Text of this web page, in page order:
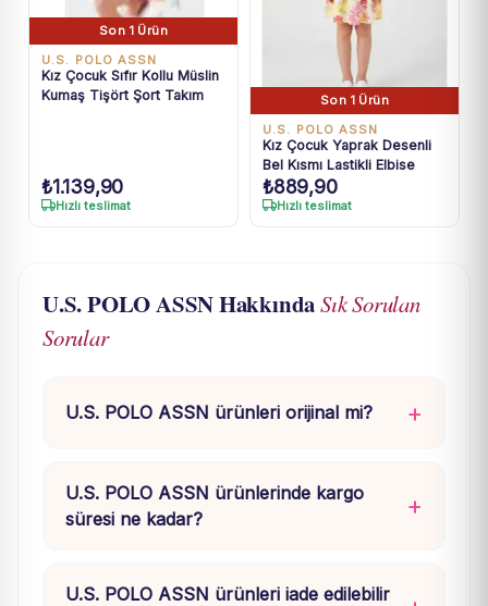
Son 1 Ürün
U.S. POLO ASSN
Kız Çocuk Sıfır Kollu Müslin
Kumaş Tişört Şort Takım
₺1.139,90
Hızlı teslimat
Son 1 Ürün
U.S. POLO ASSN
Kız Çocuk Yaprak Desenli
Bel Kısmı Lastikli Elbise
₺889,90
Hızlı teslimat
U.S. POLO ASSN HakkındaSık Sorulan
Sorular
U.S. POLO ASSN ürünleri orijinal mi?
U.S. POLO ASSN ürünlerinde kargo
süresi ne kadar?
U.S. POLO ASSN ürünleri iade edilebilir